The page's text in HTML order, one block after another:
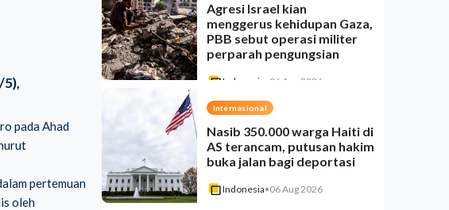
5),
pada Ahad
pertemuan
oleh
Agresi Israel kian
menggerus kehidupan Gaza,
PBB sebut operasi militer
perparah pengungsian
Indonesia 06 Aug 2026
Internasional
Nasib 350.000 warga Haiti di
AS terancam, putusan hakim
buka jalan bagi deportasi
Indonesia•06 Aug 2026